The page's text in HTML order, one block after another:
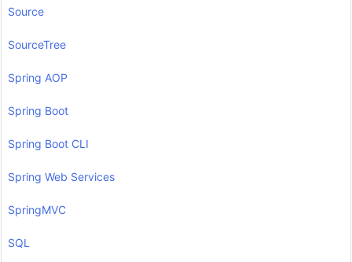
Source
SourceTree
Spring AOP
Spring Boot
Spring Boot CLI
Spring Web Services
SpringMVC
SQL